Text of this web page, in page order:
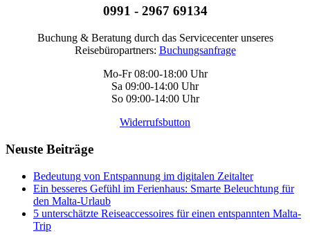
0991 - 2967 69134
Buchung & Beratung durch das Servicecenter unseres
Reisebüropartners: Buchungsanfrage
Mo-Fr 08:00-18:00 Uhr
Sa 09:00-14:00 Uhr
So 09:00-14:00 Uhr
Widerrufsbutton
Neuste Beiträge
Bedeutung von Entspannung im digitalen Zeitalter
Ein besseres Gefühl im Ferienhaus: Smarte Beleuchtung für
den Malta-Urlaub
5 unterschätzte Reiseaccessoires für einen entspannten Malta-
Trip